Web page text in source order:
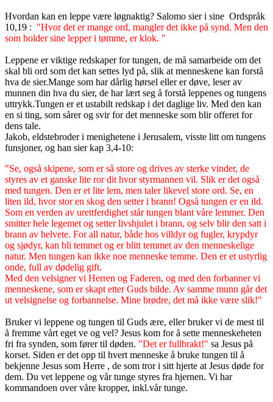
Hvordan kan en leppe være løgnaktig? Salomo sier i sine Ordspråk
10,19 : "Hvor det er mange ord, mangler det ikke på synd. Men den
som holder sine lepper i tømme, er klok. "
Leppene er viktige redskaper for tungen, de må samarbeide om det
skal bli ord som det kan settes lyd på, slik at menneskene kan forstå
hva de sier.Mange som har dårlig hørsel eller er døve, leser av
munnen din hva du sier, de har lært seg å forstå leppenes og tungens
uttrykk.Tungen er et ustabilt redskap i det daglige liv. Med den kan
en si ting, som sårer og svir for det menneske som blir offeret for
dens tale.
Jakob, eldstebroder i menighetene i Jerusalem, visste litt om tungens
funsjoner, og han sier kap 3,4-10:
"Se, også skipene, som er så store og drives av sterke vinder, de
styres av et ganske lite ror dit hvor styrmannen vil. Slik er det også
med tungen. Den er et lite lem, men taler likevel store ord. Se, en
liten ild, hvor stor en skog den setter i brann! Også tungen er en ild.
Som en verden av urettferdighet står tungen blant våre lemmer. Den
smitter hele legemet og setter livshjulet i brann, og selv blir den satt i
brann av helvete. For all natur, både hos villdyr og fugler, krypdyr
og sjødyr, kan bli temmet og er blitt temmet av den menneskelige
natur. Men tungen kan ikke noe menneske temme. Den er et ustyrlig
onde, full av dødelig gift.
Med den velsigner vi Herren og Faderen, og med den forbanner vi
menneskene, som er skapt etter Guds bilde. Av samme munn går det
ut velsignelse og forbannelse. Mine brødre, det må ikke være slik!"
Bruker vi leppene og tungen til Guds ære, eller bruker vi de mest til
å fremme vårt eget ve og vel? Jesus kom for å sette menneskeheten
fri fra synden, som fører til døden. "Det er fullbrakt!" sa Jesus på
korset. Siden er det opp til hvert menneske å bruke tungen til å
bekjenne Jesus som Herre , de som tror i sitt hjerte at Jesus døde for
dem. Du vet leppene og vår tunge styres fra hjernen. Vi har
kommandoen over våre kropper, inkl.vår tunge.